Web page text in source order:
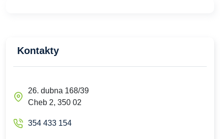
Kontakty
26. dubna 168/39
Cheb 2, 350 02
354 433 154